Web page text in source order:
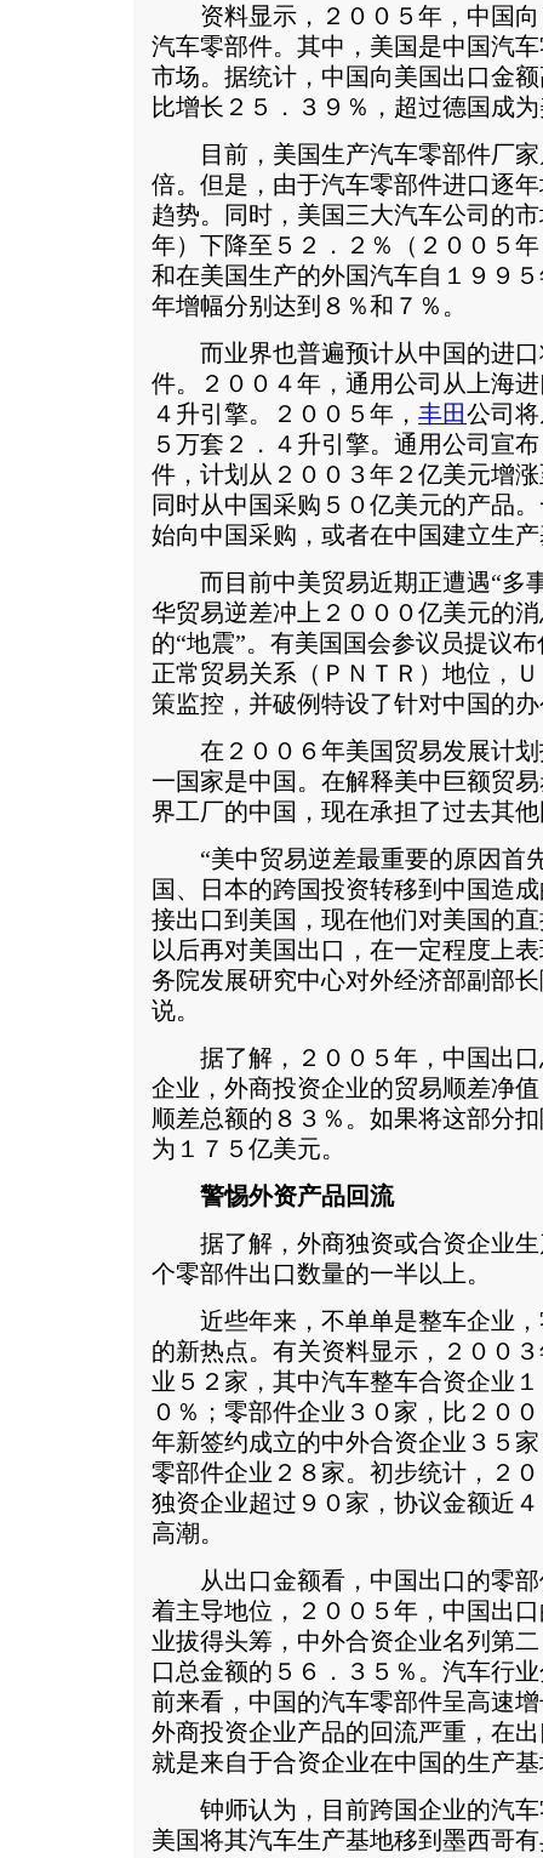
资料显示，２００５年，中国向
汽车零部件。其中，美国是中国汽
市场。据统计，中国向美国出口金
比增长２５．３９％，超过德国成
目前，美国生产汽车零部件厂家
倍。但是，由于汽车零部件进口逐
趋势。同时，美国三大汽车公司的
年）下降至５２．２％（２００５
和在美国生产的外国汽车自１９９
年增幅分别达到８％和７％。
而业界也普遍预计从中国的进口
件。２００４年，通用公司从上海
４升引擎。２００５年， 丰田公司
５万套２．４升引擎。通用公司宣
件，计划从２００３年２亿美元增
同时从中国采购５０亿美元的产品
始向中国采购，或者在中国建立生
而目前中美贸易近期正遭遇“多
华贸易逆差冲上２０００亿美元的
的“地震”。有美国国会参议员提议
正常贸易关系（ＰＮＴＲ）地位，
策监控，并破例特设了针对中国的
在２００６年美国贸易发展计划
一国家是中国。在解释美中巨额贸
界工厂的中国，现在承担了过去其
“美中贸易逆差最重要的原因首
国、日本的跨国投资转移到中国造
接出口到美国，现在他们对美国的
以后再对美国出口，在一定程度上
务院发展研究中心对外经济部副部
说。
据了解，２００５年，中国出口
企业，外商投资企业的贸易顺差净
顺差总额的８３％。如果将这部分
为１７５亿美元。
警惕外资产品回流
据了解，外商独资或合资企业生
个零部件出口数量的一半以上。
近些年来，不单单是整车企业，
的新热点。有关资料显示，２００
业５２家，其中汽车整车合资企业
０％；零部件企业３０家，比２０
年新签约成立的中外合资企业３５
零部件企业２８家。初步统计，２
独资企业超过９０家，协议金额近
高潮。
从出口金额看，中国出口的零部
着主导地位，２００５年，中国出
业拔得头筹，中外合资企业名列第
口总金额的５６．３５％。汽车行
前来看，中国的汽车零部件呈高速
外商投资企业产品的回流严重，在
就是来自于合资企业在中国的生产
钟师认为，目前跨国企业的汽车
美国将其汽车生产基地移到墨西哥